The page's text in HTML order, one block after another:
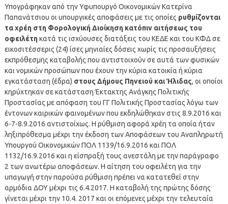
Υπογράφηκαν από την Υφυπουργό Οικονομικών Κατερίνα
Παπανάτσιου οι υπουργικές αποφάσεις με τις οποίες ρυθμίζονται
τα χρέη στη Φορολογική Διοίκηση κατόπιν αιτήσεως του
οφειλέτηκατά τις ισχύουσες διατάξεις του ΚΕΔΕ και του ΚΦΔ σε
εικοσιτέσσερις (24) ίσες μηνιαίες δόσεις χωρίς τις προσαυξήσεις
εκπρόθεσμης καταβολής που αντιστοιχούν σε αυτά των φυσικών
και νομικών προσώπων που έχουν την κύρια κατοικία ή κύρια
εγκατάσταση (έδρα) στους Δήμους Πηνειού και Ήλιδας, οι οποίοι
κηρύχτηκαν σε κατάσταση Έκτακτης Ανάγκης Πολιτικής
Προστασίας με απόφαση του ΓΓ Πολιτικής Προστασίας λόγω των
έντονων καιρικών φαινομένων που εκδηλώθηκαν στις 8.9.2016 και
6-7-8.9.2016 αντιστοίχως. Η ρύθμιση αφορά χρέη τα οποία ήταν
ληξιπρόθεσμα μέχρι την έκδοση των Αποφάσεων του Αναπληρωτή
Υπουργού Οικονομικών ΠΟΛ 1139/16.9.2016 και ΠΟΛ
1132/16.9.2016 και η είσπραξή τους ανεστάλη με την παράγραφο
2 των ανωτέρω αποφάσεων. Η αίτηση του οφειλέτη για την
υπαγωγή στην παρούσα ρύθμιση πρέπει να κατατεθεί στην
αρμόδια ΔΟΥ μέχρι τις 6.4.2017. Η καταβολή της πρώτης δόσης
γίνεται μέχρι την 10.4. 2017 και οι επόμενες μέχρι την τελευταία